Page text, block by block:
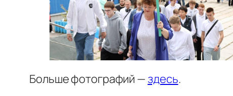
Больше фотографий —здесь.